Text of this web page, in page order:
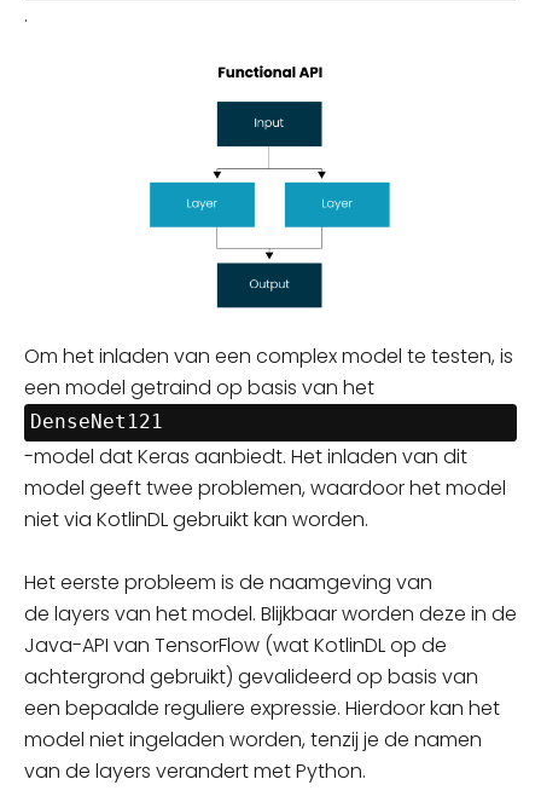
.
Om het inladen van een complex model te testen, is
een model getraind op basis van het
DenseNet121
-model dat Keras aanbiedt. Het inladen van dit
model geeft twee problemen, waardoor het model
niet via KotlinDL gebruikt kan worden.
Het eerste probleem is de naamgeving van
de layers van het model. Blijkbaar worden deze in de
Java-API van TensorFlow (wat KotlinDL op de
achtergrond gebruikt) gevalideerd op basis van
een bepaalde reguliere expressie. Hierdoor kan het
model niet ingeladen worden, tenzij je de namen
van de layers verandert met Python.